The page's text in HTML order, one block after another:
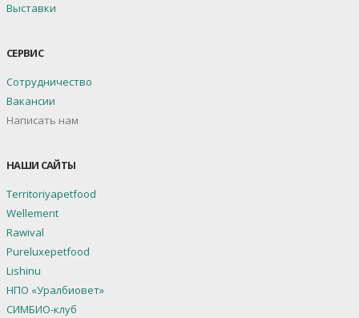
Выставки
СЕРВИС
Сотрудничество
Вакансии
Написать нам
НАШИ САЙТЫ
Territoriyapetfood
Wellement
Rawival
Pureluxepetfood
Lishinu
НПО «Уралбиовет»
СИМБИО-клуб